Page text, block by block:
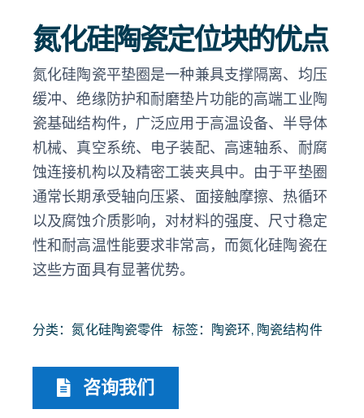
氮化硅陶瓷定位块的优点
氮化硅陶瓷平垫圈是一种兼具支撑隔离、均压
缓冲、绝缘防护和耐磨垫片功能的高端工业陶
瓷基础结构件，广泛应用于高温设备、半导体
机械、真空系统、电子装配、高速轴系、耐腐
蚀连接机构以及精密工装夹具中。由于平垫圈
通常长期承受轴向压紧、面接触摩擦、热循环
以及腐蚀介质影响，对材料的强度、尺寸稳定
性和耐高温性能要求非常高，而氮化硅陶瓷在
这些方面具有显著优势。
分类：氮化硅陶瓷零件 标签： 陶瓷环, 陶瓷结构件
咨询我们